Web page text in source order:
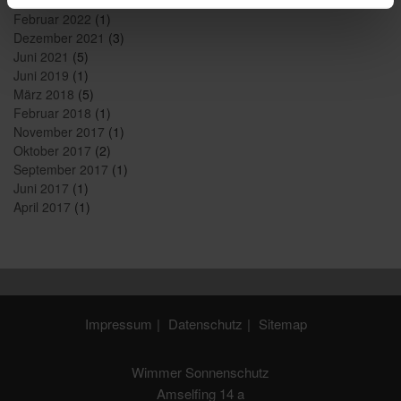
Februar 2022 (1)
Dezember 2021 (3)
Juni 2021 (5)
Juni 2019 (1)
März 2018 (5)
Februar 2018 (1)
November 2017 (1)
Oktober 2017 (2)
September 2017 (1)
Juni 2017 (1)
April 2017 (1)
Impressum Datenschutz Sitemap
Wimmer Sonnenschutz
Amselfing 14 a